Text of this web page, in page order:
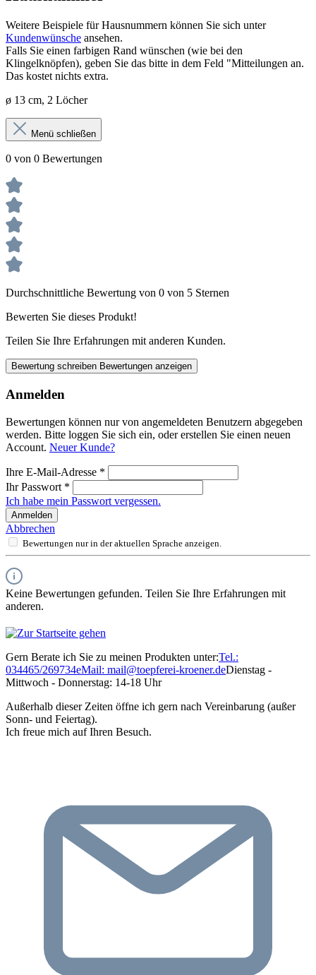
Weitere Beispiele für Hausnummern können Sie sich unter
Kundenwünsche ansehen.
Falls Sie einen farbigen Rand wünschen (wie bei den
Klingelknöpfen), geben Sie das bitte in dem Feld "Mitteilungen an.
Das kostet nichts extra.
ø 13 cm, 2 Löcher
Menü schließen
0 von 0 Bewertungen
Durchschnittliche Bewertung von 0 von 5 Sternen
Bewerten Sie dieses Produkt!
Teilen Sie Ihre Erfahrungen mit anderen Kunden.
Bewertung schreiben Bewertungen anzeigen
Anmelden
Bewertungen können nur von angemeldeten Benutzern abgegeben
werden. Bitte loggen Sie sich ein, oder erstellen Sie einen neuen
Account. Neuer Kunde?
Ihre E-Mail-Adresse *
Ihr Passwort *
Ich habe mein Passwort vergessen.
Anmelden
Abbrechen
Bewertungen nur in der aktuellen Sprache anzeigen.
Keine Bewertungen gefunden. Teilen Sie Ihre Erfahrungen mit
anderen.
Gern Berate ich Sie zu meinen Produkten unter:Tel.:
034465/269734eMail: mail@toepferei-kroener.deDienstag -
Mittwoch - Donnerstag: 14-18 Uhr
Außerhalb dieser Zeiten öffne ich gern nach Vereinbarung (außer
Sonn- und Feiertag).
Ich freue mich auf Ihren Besuch.